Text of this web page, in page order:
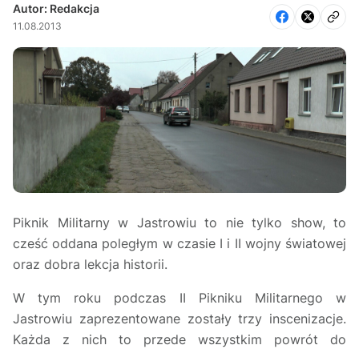
Autor: Redakcja
11.08.2013
Piknik Militarny w Jastrowiu to nie tylko show, to
cześć oddana poległym w czasie I i II wojny światowej
oraz dobra lekcja historii.
W tym roku podczas II Pikniku Militarnego w
Jastrowiu zaprezentowane zostały trzy inscenizacje.
Każda z nich to przede wszystkim powrót do